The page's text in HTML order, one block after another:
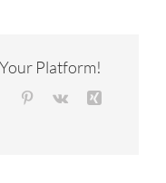
Platform!
Tumblr Pinterest
Vk